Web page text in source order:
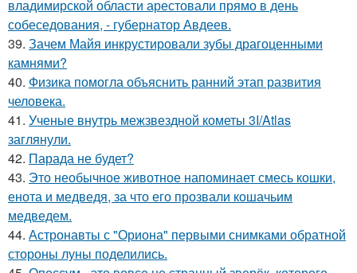
владимирской области арестовали прямо в день
собеседования, - губернатор Авдеев.
39. Зачем Майя инкрустировали зубы драгоценными
камнями?
40. Физика помогла объяснить ранний этап развития
человека.
41. Ученые внутрь межзвездной кометы 3I/Atlas
заглянули.
42. Парада не будет?
43. Это необычное животное напоминает смесь кошки,
енота и медведя, за что его прозвали кошачьим
медведем.
44. Астронавты с "Ориона" первыми снимками обратной
стороны луны поделились.